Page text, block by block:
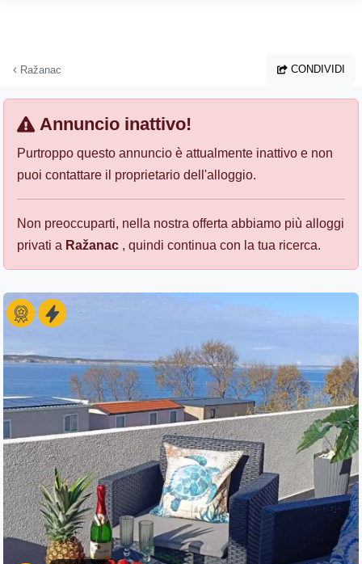
Ražanac CONDIVIDI
Annuncio inattivo!
Purtroppo questo annuncio è attualmente inattivo e non
puoi contattare il proprietario dell'alloggio.
Non preoccuparti, nella nostra offerta abbiamo più alloggi
privati a Ražanac , quindi continua con la tua ricerca.